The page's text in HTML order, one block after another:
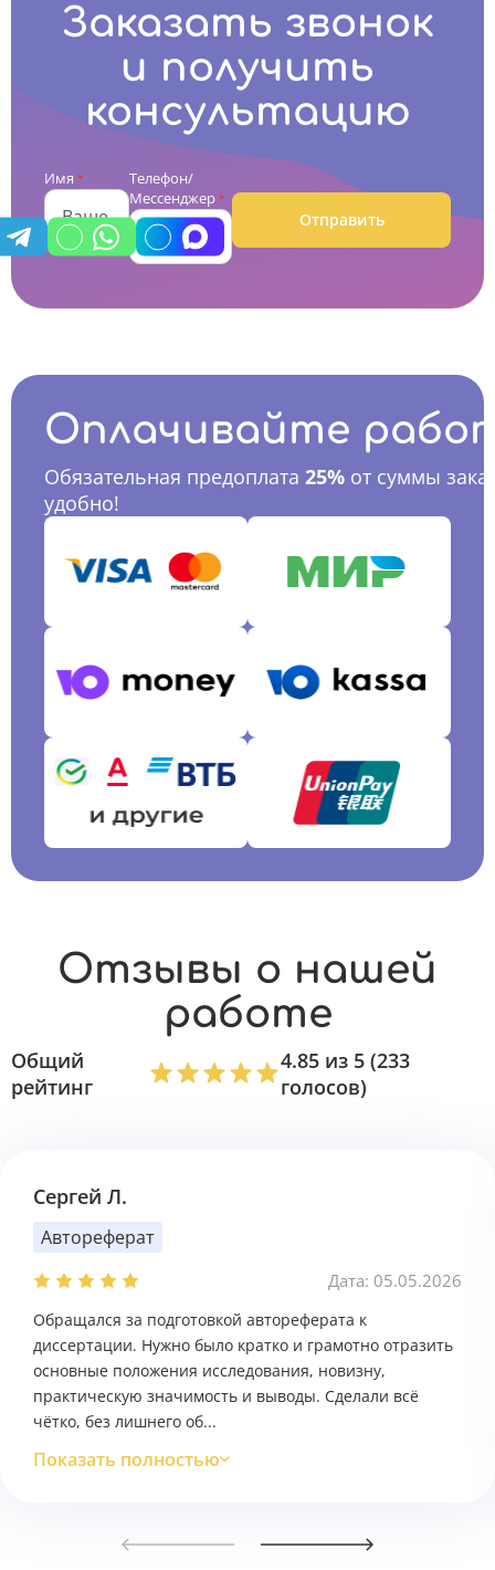
Заказать звонок
и получить
консультацию
Имя *
Телефон/
Мессенджер *
Отправить
Оплачивайте
Обязательная предоплата 25% от суммы
удобно!
Отзывы о нашей
работе
Общий
рейтинг
4.85 из 5 (233
голосов)
Сергей Л.
Автореферат
Дата: 05.05.2026
Обращался за подготовкой автореферата к
диссертации. Нужно было кратко и грамотно отразить
основные положения исследования, новизну,
практическую значимость и выводы. Сделали всё
чётко, без лишнего об...
Показать полностью